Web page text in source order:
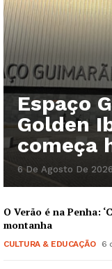
Espaço
Golden
começa
6 De Agosto De
O Verão é na Penha:
montanha
CULTURA & EDUCAÇÃO 6